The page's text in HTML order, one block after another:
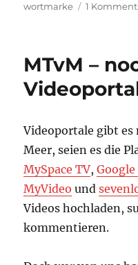
wortmarke
1
MTvM –
Videoportale gibt
Meer, seien es die
MySpace TV,Google
MyVideo und
Videos hochladen,
kommentieren.